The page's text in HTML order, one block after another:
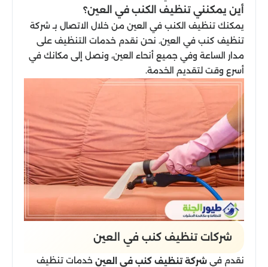
أين يمكنني تنظيف الكنب في العين؟
يمكنك تنظيف الكنب في العين من خلال الاتصال بـ شركة
تنظيف كنب في العين. نحن نقدم خدمات التنظيف على
مدار الساعة وفي جميع أنحاء العين، ونصل إلى مكانك في
أسرع وقت لتقديم الخدمة.
شركات تنظيف كنب في العين
نقدم في شركة تنظيف كنب في العين خدمات تنظيف